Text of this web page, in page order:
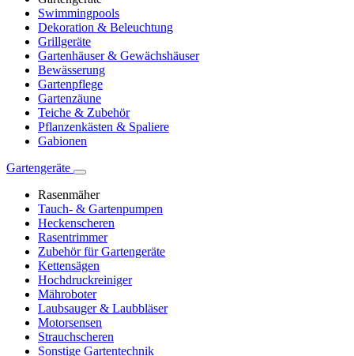
Swimmingpools
Dekoration & Beleuchtung
Grillgeräte
Gartenhäuser & Gewächshäuser
Bewässerung
Gartenpflege
Gartenzäune
Teiche & Zubehör
Pflanzenkästen & Spaliere
Gabionen
Gartengeräte
Rasenmäher
Tauch- & Gartenpumpen
Heckenscheren
Rasentrimmer
Zubehör für Gartengeräte
Kettensägen
Hochdruckreiniger
Mähroboter
Laubsauger & Laubbläser
Motorsensen
Strauchscheren
Sonstige Gartentechnik